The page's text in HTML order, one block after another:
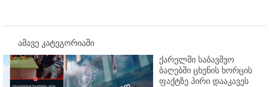
ამავე კატეგორიაში
ქარელში საბავშვო
ბაღებში ცხენის ხორცის
ფაქტზე პირი დააკავეს